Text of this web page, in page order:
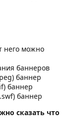
него можно
баннеров
баннер
баннер
баннер
сказать что